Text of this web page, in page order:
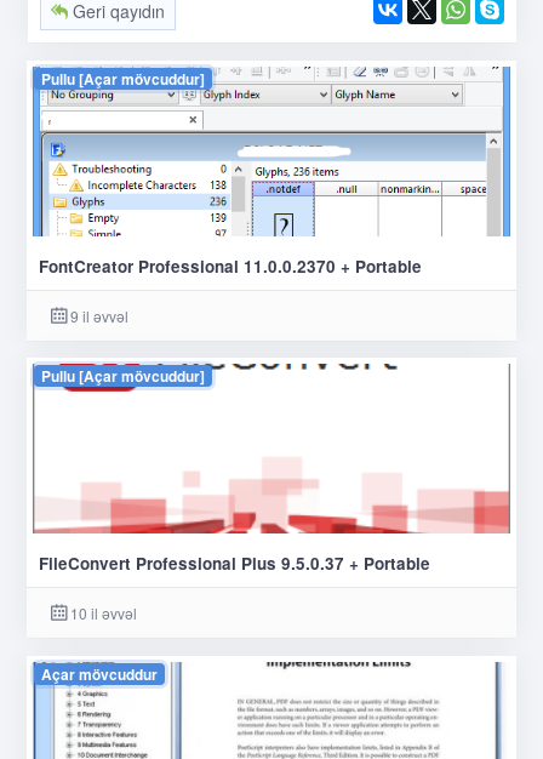
Geri qayıdın
Pullu [Açar mövcuddur]
FontCreator Professional 11.0.0.2370 + Portable
9 il əvvəl
Pullu [Açar mövcuddur]
FileConvert Professional Plus 9.5.0.37 + Portable
10 il əvvəl
Açar mövcuddur